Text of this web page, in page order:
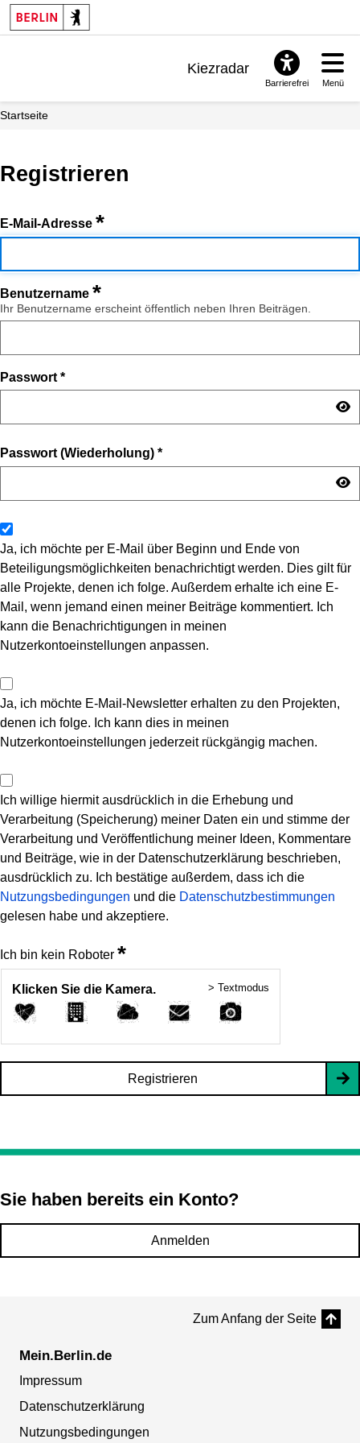
Kiezradar
Barrierefrei Menü
Startseite
Registrieren
E-Mail-Adresse *
Benutzername *
Ihr Benutzername erscheint öffentlich neben Ihren Beiträgen.
Passwort *
Passwort (Wiederholung) *
Ja, ich möchte per E-Mail über Beginn und Ende von
Beteiligungsmöglichkeiten benachrichtigt werden. Dies gilt für
alle Projekte, denen ich folge. Außerdem erhalte ich eine E-
Mail, wenn jemand einen meiner Beiträge kommentiert. Ich
kann die Benachrichtigungen in meinen
Nutzerkontoeinstellungen anpassen.
Ja, ich möchte E-Mail-Newsletter erhalten zu den Projekten,
denen ich folge. Ich kann dies in meinen
Nutzerkontoeinstellungen jederzeit rückgängig machen.
Ich willige hiermit ausdrücklich in die Erhebung und
Verarbeitung (Speicherung) meiner Daten ein und stimme der
Verarbeitung und Veröffentlichung meiner Ideen, Kommentare
und Beiträge, wie in der Datenschutzerklärung beschrieben,
ausdrücklich zu. Ich bestätige außerdem, dass ich die
Nutzungsbedingungen und die Datenschutzbestimmungen
gelesen habe und akzeptiere.
Ich bin kein Roboter *
Klicken Sie die Kamera. > Textmodus
Registrieren
Sie haben bereits ein Konto?
Anmelden
Zum Anfang der Seite
Mein.Berlin.de
Impressum
Datenschutzerklärung
Nutzungsbedingungen